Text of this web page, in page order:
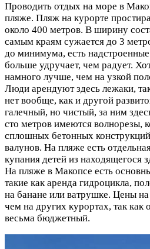
Проводить отдых на море в
пляже. Пляж на курорте
около 400 метров. В ширину
самым краям сужается до 3
до минимума, есть
больше удручает, чем радует.
намного лучше, чем на узкой
Люди арендуют здесь лежаки,
нет вообще, как и другой
галечный, но чистый, за ним
сто метров имеются волнорезы,
сплошных бетонных
валунов. На пляже есть
купания детей из находящегося
На пляже в Макопсе есть
такие как аренда гидроцикла,
на банане или ватрушке. Цены
чем на других курортах, так
весьма бюджетный.